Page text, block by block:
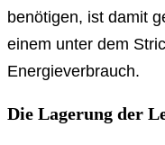
benötigen, ist damit
einem unter dem
Energieverbrauch.
Die Lagerung der